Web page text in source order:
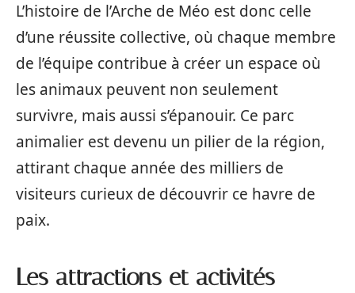
L’histoire de l’Arche de Méo est donc celle
d’une réussite collective, où chaque membre
de l’équipe contribue à créer un espace où
les animaux peuvent non seulement
survivre, mais aussi s’épanouir. Ce parc
animalier est devenu un pilier de la région,
attirant chaque année des milliers de
visiteurs curieux de découvrir ce havre de
paix.
Les attractions et activités